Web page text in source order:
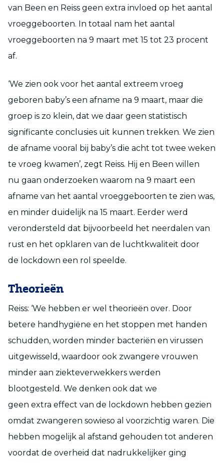
van Been en Reiss geen extra invloed op het aantal
vroeggeboorten. In totaal nam het aantal
vroeggeboorten na 9 maart met 15 tot 23 procent
af.
‘We zien ook voor het aantal extreem vroeg
geboren baby’s een afname na 9 maart, maar die
groep is zo klein, dat we daar geen statistisch
significante conclusies uit kunnen trekken. We zien
de afname vooral bij baby’s die acht tot twee weken
te vroeg kwamen’, zegt Reiss. Hij en Been willen
nu gaan onderzoeken waarom na 9 maart een
afname van het aantal vroeggeboorten te zien was,
en minder duidelijk na 15 maart. Eerder werd
verondersteld dat bijvoorbeeld het neerdalen van
rust en het opklaren van de luchtkwaliteit door
de lockdown een rol speelde.
Theorieën
Reiss: ‘We hebben er wel theorieën over. Door
betere handhygiëne en het stoppen met handen
schudden, worden minder bacteriën en virussen
uitgewisseld, waardoor ook zwangere vrouwen
minder aan ziekteverwekkers werden
blootgesteld. We denken ook dat we
geen extra effect van de lockdown hebben gezien
omdat zwangeren sowieso al voorzichtig waren. Die
hebben mogelijk al afstand gehouden tot anderen
voordat de overheid dat nadrukkelijker ging